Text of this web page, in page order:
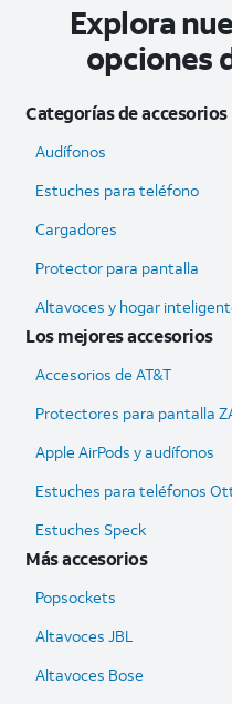
Explora
opciones
Categorías de accesorios
Audífonos
Estuches para teléfono
Cargadores
Protector para pantalla
Altavoces y hogar
Los mejores accesorios
Accesorios de AT&T
Protectores para pantalla
Apple AirPods y audífonos
Estuches para teléfonos
Estuches Speck
Más accesorios
Popsockets
Altavoces JBL
Altavoces Bose